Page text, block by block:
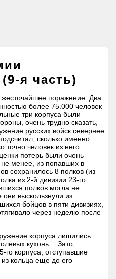
я часть)
поражение. Два
более 75.000 человек
три корпуса были
очень трудно сказать,
русских войск севернее
сколько именно
точно человек из него
потерь были очень
менее, из попавших в
сохранилось 8 полков (из
из 2-й дивизии 23-го
полков могла не
они выскользнули из
бойцов в пяти дивизиях,
через неделю после
корпуса лишились
кухонь… Зато,
корпуса, отступавшие
кольца еще до его